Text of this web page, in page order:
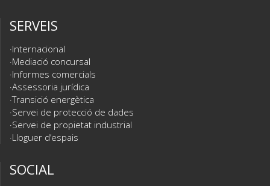
SERVEIS
Internacional
Mediació concursal
Informes comercials
Assessoria jurídica
Transició energètica
Servei de protecció de dades
Servei de propietat industrial
Lloguer d’espais
SOCIAL